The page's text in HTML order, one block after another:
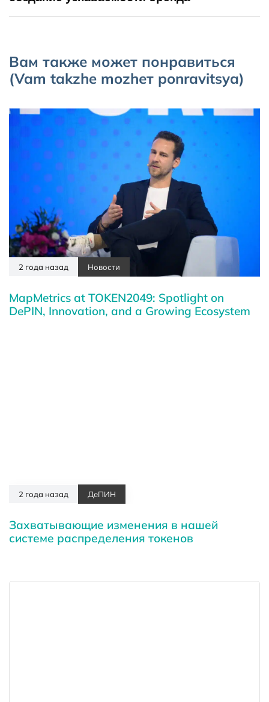
Вам также может понравиться
(Vam takzhe mozhет ponravitsya)
2 года назад Новости
MapMetrics at TOKEN2049: Spotlight on
DePIN, Innovation, and a Growing Ecosystem
2 года назад ДеПИН
Захватывающие изменения в нашей
системе распределения токенов